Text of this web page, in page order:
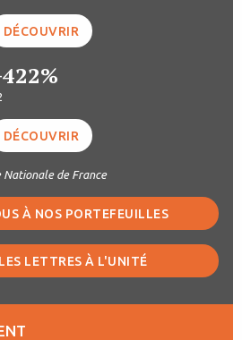
DÉCOUVRIR
DÉCOUVRIR
Nationale de France
À NOS PORTEFEUILLES
LETTRES À L'UNITÉ